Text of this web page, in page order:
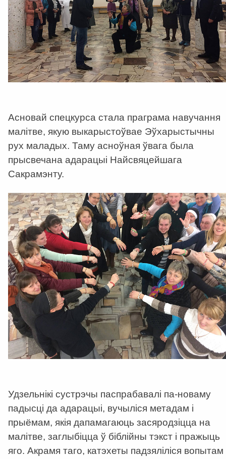
Асновай спецкурса стала праграма навучання
малітве, якую выкарыстоўвае Эўхарыстычны
рух маладых. Таму асноўная ўвага была
прысвечана адарацыі Найсвяцейшага
Сакрамэнту.
Удзельнікі сустрэчы паспрабавалі па-новаму
падысці да адарацыі, вучыліся метадам і
прыёмам, якія дапамагаюць засяродзіцца на
малітве, заглыбіцца ў біблійны тэкст і пражыць
яго. Акрамя таго, катэхеты падзяліліся вопытам